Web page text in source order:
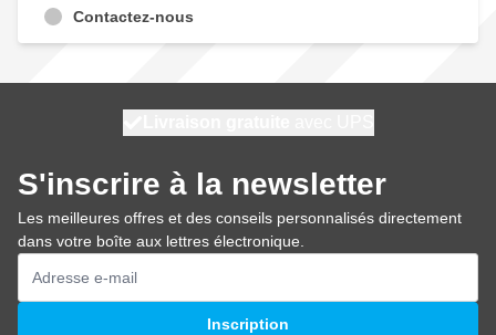
Contactez-nous
S'inscrire à la newsletter
Les meilleures offres et des conseils personnalisés directement
dans votre boîte aux lettres électronique.
Adresse mail
Inscription